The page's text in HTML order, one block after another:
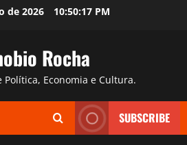
de 2026 10:50:18 PM
Rocha
Política, Economia e Cultura.
SUBSCRIBE